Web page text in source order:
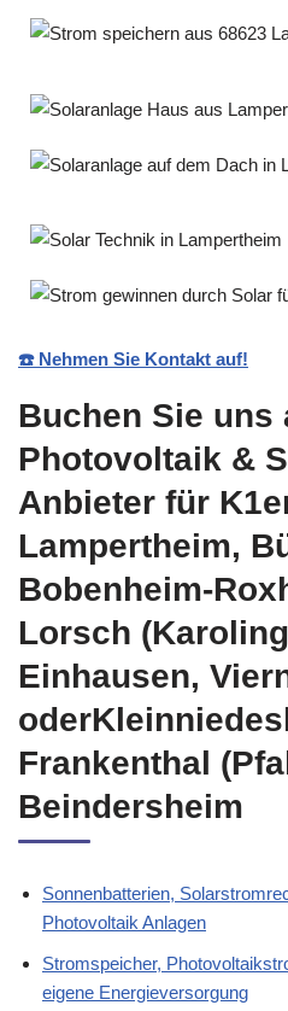
☎️ Nehmen Sie Kontakt auf!
Buchen Sie uns
Photovoltaik &
Anbieter für
Lampertheim,
Bobenheim-
Lorsch
Einhausen,
Frankenthal
Beindersheim
Sonnenbatterien,
Photovoltaik Anlagen
Stromspeicher,
eigene Energieversorgung